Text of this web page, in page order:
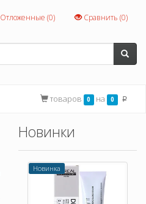
Отложенные (0) Сравнить (0)
товаров 0 на 0 p
Новинки
Новинка